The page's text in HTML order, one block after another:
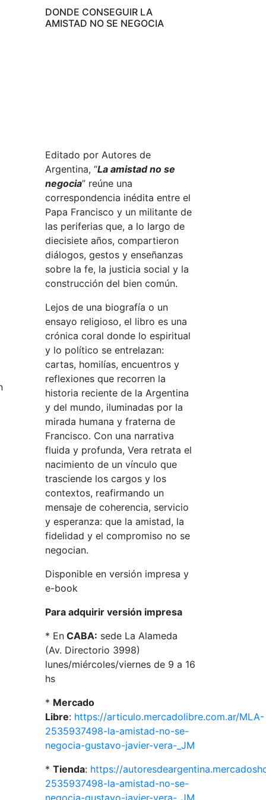
DONDE CONSEGUIR LA
AMISTAD NO SE NEGOCIA
Editado por Autores de
Argentina, “La amistad no se
negocia” reúne una
correspondencia inédita entre el
Papa Francisco y un militante de
las periferias que, a lo largo de
diecisiete años, compartieron
diálogos, gestos y enseñanzas
sobre la fe, la justicia social y la
construcción del bien común.
Lejos de una biografía o un
ensayo religioso, el libro es una
crónica coral donde lo espiritual
y lo político se entrelazan:
cartas, homilías, encuentros y
reflexiones que recorren la
historia reciente de la Argentina
y del mundo, iluminadas por la
mirada humana y fraterna de
Francisco. Con una narrativa
fluida y profunda, Vera retrata el
nacimiento de un vínculo que
trasciende los cargos y los
contextos, reafirmando un
mensaje de coherencia, servicio
y esperanza: que la amistad, la
fidelidad y el compromiso no se
negocian.
Disponible en versión impresa y
e-book
Para adquirir versión impresa
* En CABA: sede La Alameda
(Av. Directorio 3998)
lunes/miércoles/viernes de 9 a 16
hs
* Mercado
Libre: https://articulo.mercadolibre.com.ar/MLA-
2535937498-la-amistad-no-se-
negocia-gustavo-javier-vera-_JM
* Tienda: https://
2535937498-la-amistad-no-se-